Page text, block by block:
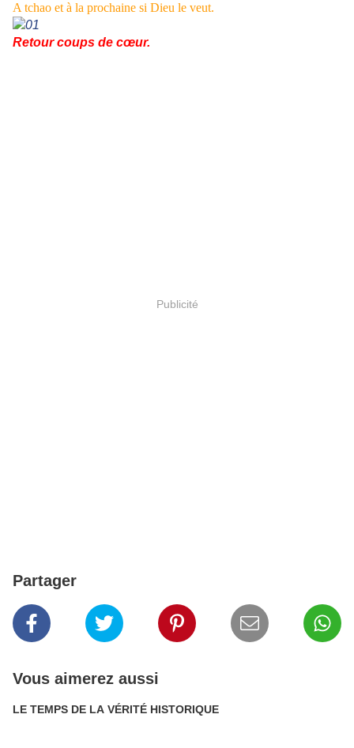
A tchao et à la prochaine si Dieu le veut.
Retour coups de cœur.
Publicité
Partager
Vous aimerez aussi
LE TEMPS DE LA VÉRITÉ HISTORIQUE